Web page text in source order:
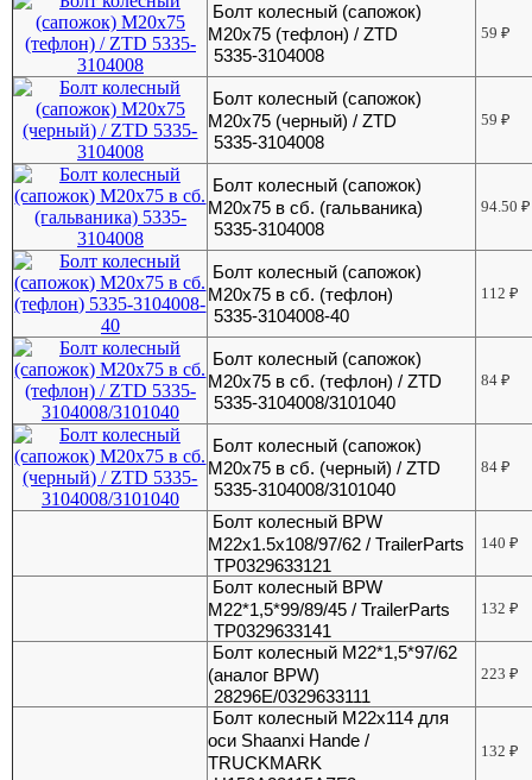
Болт колесный (сапожок)
М20х75 (тефлон) / ZTD
5335-3104008
59₽
Болт колесный (сапожок)
М20х75 (черный) / ZTD
5335-3104008
59₽
Болт колесный (сапожок)
М20х75 в сб. (гальваника)
5335-3104008
94.50₽
Болт колесный (сапожок)
М20х75 в сб. (тефлон)
5335-3104008-40
112₽
Болт колесный (сапожок)
М20х75 в сб. (тефлон) / ZTD
5335-3104008/3101040
84₽
Болт колесный (сапожок)
М20х75 в сб. (черный) / ZTD
5335-3104008/3101040
84₽
Болт колесный BPW
M22x1.5x108/97/62 / TrailerParts
TP0329633121
140₽
Болт колесный BPW
М22*1,5*99/89/45 / TrailerParts
TP0329633141
132₽
Болт колесный М22*1,5*97/62
(аналог BPW)
28296E/0329633111
223₽
Болт колесный М22х114 для
оси Shaanxi Hande /
TRUCKMARK
132₽